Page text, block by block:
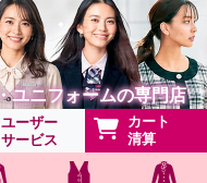
ユニフォームの専門店
ユーザー
サービス
カート
清算